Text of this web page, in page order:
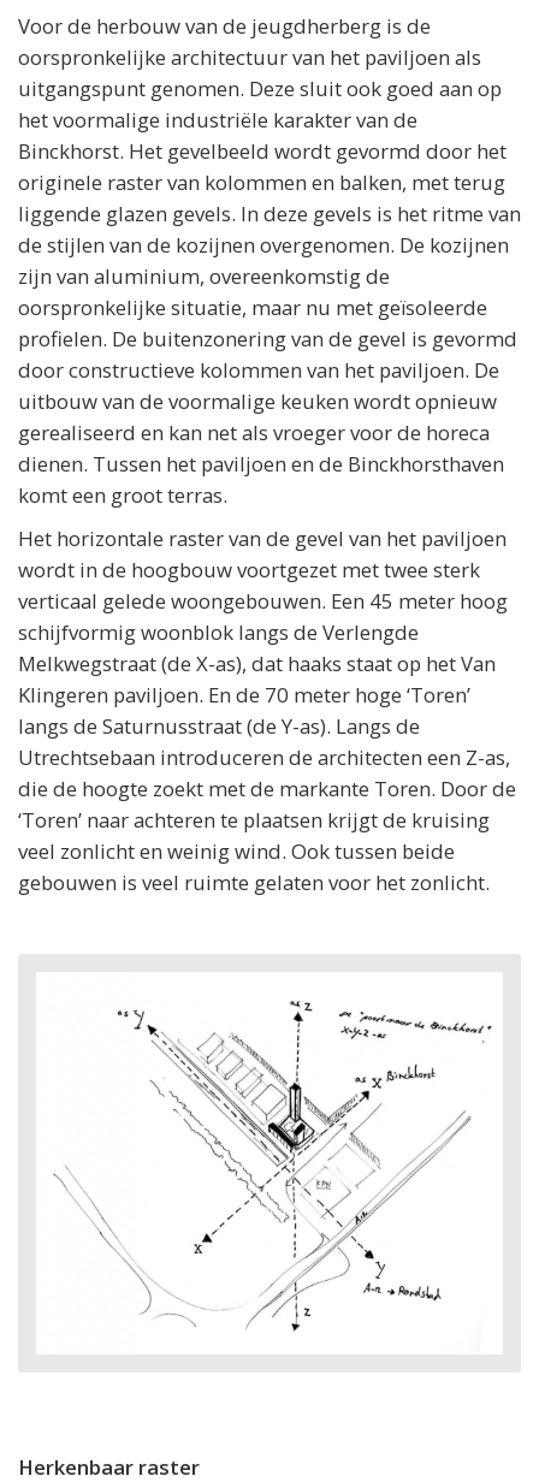
Voor de herbouw van de jeugdherberg is de
oorspronkelijke architectuur van het paviljoen als
uitgangspunt genomen. Deze sluit ook goed aan op
het voormalige industriële karakter van de
Binckhorst. Het gevelbeeld wordt gevormd door het
originele raster van kolommen en balken, met terug
liggende glazen gevels. In deze gevels is het ritme van
de stijlen van de kozijnen overgenomen. De kozijnen
zijn van aluminium, overeenkomstig de
oorspronkelijke situatie, maar nu met geïsoleerde
profielen. De buitenzonering van de gevel is gevormd
door constructieve kolommen van het paviljoen. De
uitbouw van de voormalige keuken wordt opnieuw
gerealiseerd en kan net als vroeger voor de horeca
dienen. Tussen het paviljoen en de Binckhorsthaven
komt een groot terras.
Het horizontale raster van de gevel van het paviljoen
wordt in de hoogbouw voortgezet met twee sterk
verticaal gelede woongebouwen. Een 45 meter hoog
schijfvormig woonblok langs de Verlengde
Melkwegstraat (de X-as), dat haaks staat op het Van
Klingeren paviljoen. En de 70 meter hoge ‘Toren’
langs de Saturnusstraat (de Y-as). Langs de
Utrechtsebaan introduceren de architecten een Z-as,
die de hoogte zoekt met de markante Toren. Door de
‘Toren’ naar achteren te plaatsen krijgt de kruising
veel zonlicht en weinig wind. Ook tussen beide
gebouwen is veel ruimte gelaten voor het zonlicht.
Herkenbaar raster